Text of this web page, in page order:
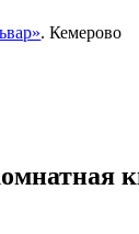
. Кемерово